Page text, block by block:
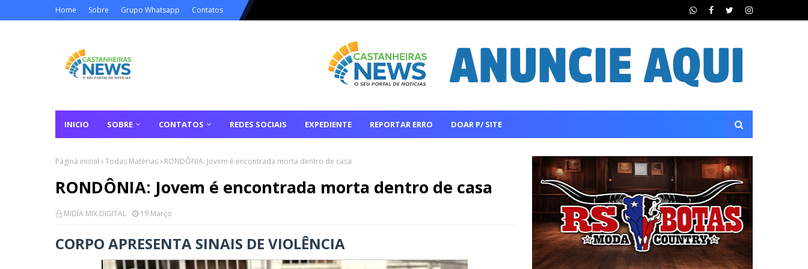
Home Sobre Grupo Whatsapp Contatos
INICIO SOBRE CONTATOS REDES SOCIAIS EXPEDIENTE REPORTAR ERRO DOAR P/ SITE
Página inicial Todas Matérias RONDÔNIA: Jovem é encontrada morta dentro de casa
RONDÔNIA: Jovem é encontrada morta dentro de casa
MIDÍA MIX DIGITAL 19 Março
CORPO APRESENTA SINAIS DE VIOLÊNCIA